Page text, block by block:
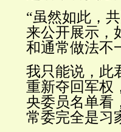
“虽然如此，
来公开展示，
和通常做法不
我只能说，此
重新夺回军权
央委员名单看
常委完全是习